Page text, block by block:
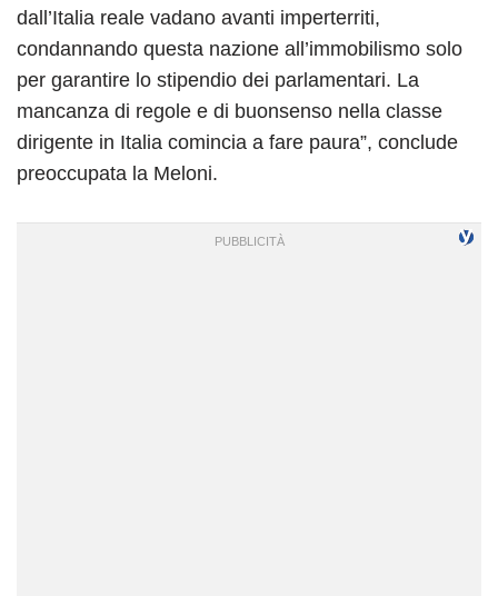
dall’Italia reale vadano avanti imperterriti,
condannando questa nazione all’immobilismo solo
per garantire lo stipendio dei parlamentari. La
mancanza di regole e di buonsenso nella classe
dirigente in Italia comincia a fare paura”, conclude
preoccupata la Meloni.